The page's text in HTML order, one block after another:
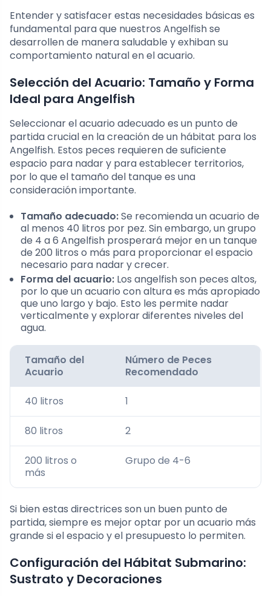
Entender y satisfacer estas necesidades básicas es
fundamental para que nuestros Angelfish se
desarrollen de manera saludable y exhiban su
comportamiento natural en el acuario.
Selección del Acuario: Tamaño y Forma
Ideal para Angelfish
Seleccionar el acuario adecuado es un punto de
partida crucial en la creación de un hábitat para los
Angelfish. Estos peces requieren de suficiente
espacio para nadar y para establecer territorios,
por lo que el tamaño del tanque es una
consideración importante.
Tamaño adecuado:Se recomienda un acuario de
al menos 40 litros por pez. Sin embargo, un grupo
de 4 a 6 Angelfish prosperará mejor en un tanque
de 200 litros o más para proporcionar el espacio
necesario para nadar y crecer.
Forma del acuario: Los angelfish son peces altos,
por lo que un acuario con altura es más apropiado
que uno largo y bajo. Esto les permite nadar
verticalmente y explorar diferentes niveles del
agua.
Tamaño del
Acuario
Número de Peces
Recomendado
40 litros 1
80 litros 2
200 litros o
más
Grupo de 4-6
Si bien estas directrices son un buen punto de
partida, siempre es mejor optar por un acuario más
grande si el espacio y el presupuesto lo permiten.
Configuración del Hábitat Submarino:
Sustrato y Decoraciones